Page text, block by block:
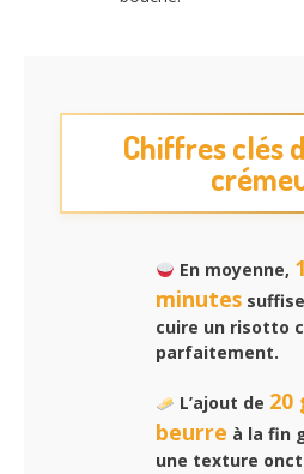
Chiffres clés
En moyenne,
minutes
cuire un risotto
parfaitement.
L’ajout de 20
beurre à la fin
une texture